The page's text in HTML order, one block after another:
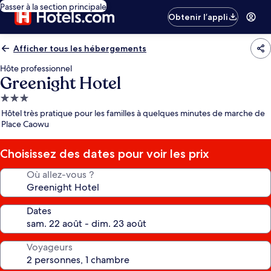
Passer à la section principale
Obtenir l’appli
Afficher tous les hébergements
Hôte professionnel
Greenight Hotel
Hébergement
3.0 étoiles
Hôtel très pratique pour les familles à quelques minutes de marche de
Place Caowu
Choisissez des dates pour voir les prix
Où allez-vous ?
Dates
Voyageurs